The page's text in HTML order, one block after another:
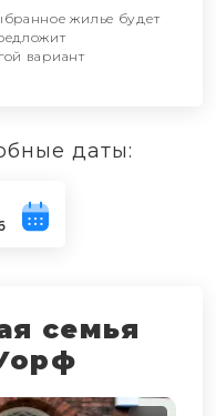
жилье будет
вариант
даты:
семья